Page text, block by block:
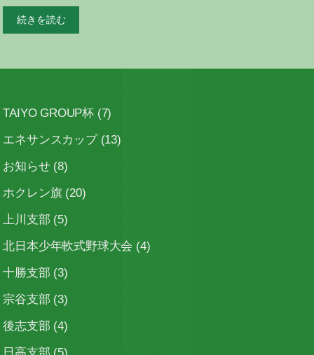
続きを読む
TAIYO GROUP杯 (7)
エネサンスカップ(13)
お知らせ(8)
ホクレン旗(20)
上川支部 (5)
北日本少年軟式野球大会 (4)
十勝支部 (3)
宗谷支部 (3)
後志支部 (4)
日高支部 (5)